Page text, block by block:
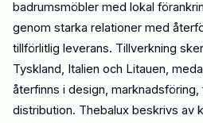
badrumsmöbler med lokal
genom starka relationer med
tillförlitlig leverans. Tillverkning sker
Tyskland, Italien och Litauen ,
återfinns i design, marknadsföring,
distribution. Thebalux beskrivs av